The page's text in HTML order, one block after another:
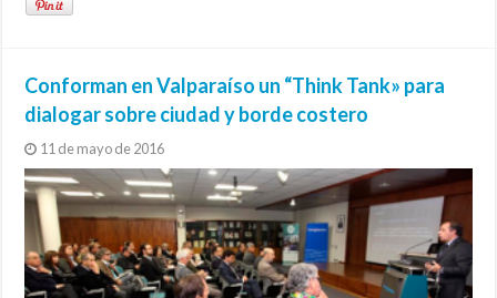
Conforman en Valparaíso un “Think Tank» para
dialogar sobre ciudad y borde costero
11 de mayo de 2016